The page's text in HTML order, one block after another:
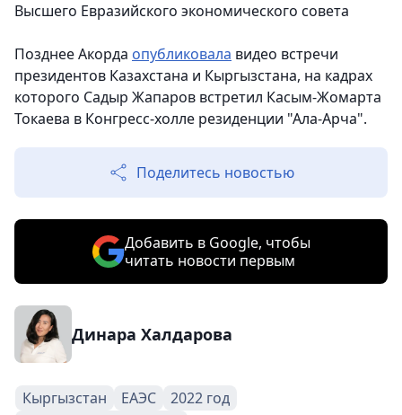
Высшего Евразийского экономического совета
Позднее Акорда опубликовала видео встречи
президентов Казахстана и Кыргызстана, на кадрах
которого Садыр Жапаров встретил Касым-Жомарта
Токаева в Конгресс-холле резиденции "Ала-Арча".
Поделитесь новостью
Добавить в Google, чтобы
читать новости первым
Динара Халдарова
Кыргызстан ЕАЭС
2022 год